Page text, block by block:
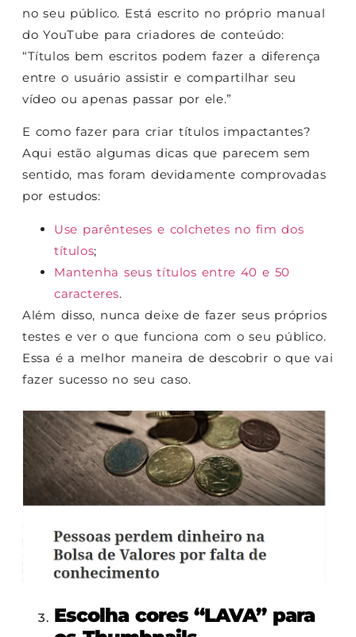
no seu público. Está escrito no próprio manual
do YouTube para criadores de conteúdo:
“Títulos bem escritos podem fazer a diferença
entre o usuário assistir e compartilhar seu
vídeo ou apenas passar por ele.”
E como fazer para criar títulos impactantes?
Aqui estão algumas dicas que parecem sem
sentido, mas foram devidamente comprovadas
por estudos:
Use parênteses e colchetes no fim dos
títulos;
Mantenha seus títulos entre 40 e 50
caracteres.
Além disso, nunca deixe de fazer seus próprios
testes e ver o que funciona com o seu público.
Essa é a melhor maneira de descobrir o que vai
fazer sucesso no seu caso.
Escolha cores “LAVA” para